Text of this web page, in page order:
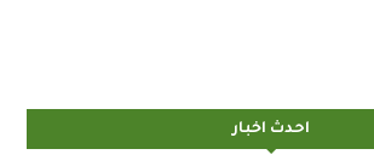
احدث اخبار